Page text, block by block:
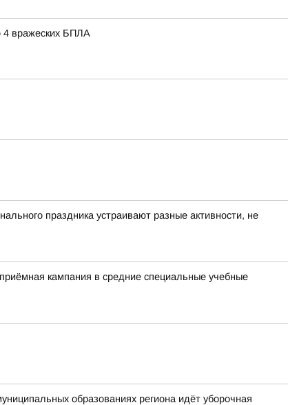
4 вражеских БПЛА
праздника устраивают разные активности, не
кампания в средние специальные учебные
образованиях региона идёт уборочная